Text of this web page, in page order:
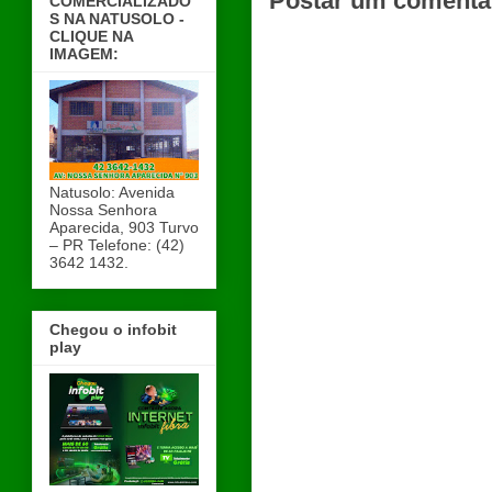
S NA NATUSOLO -
CLIQUE NA
IMAGEM:
Natusolo: Avenida
Nossa Senhora
Aparecida, 903 Turvo
– PR Telefone: (42)
3642 1432.
Chegou o infobit
play